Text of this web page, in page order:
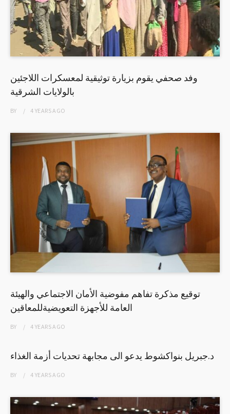
وفد صحفي يقوم بزيارة توثيقية لمعسكرات اللاجئين
بالولايات الشرقية
BY 4 YEARSAGO
توقيع مذكرة تفاهم مفوضية الأمان الاجتماعي والهيئة
العامة للأجهزة التعويضيةللمعاقين
BY 4 YEARSAGO
د.جبريل بنواكشوط يدعو الى مجابهة تحديات أزمة الغذاء
BY 4 YEARSAGO